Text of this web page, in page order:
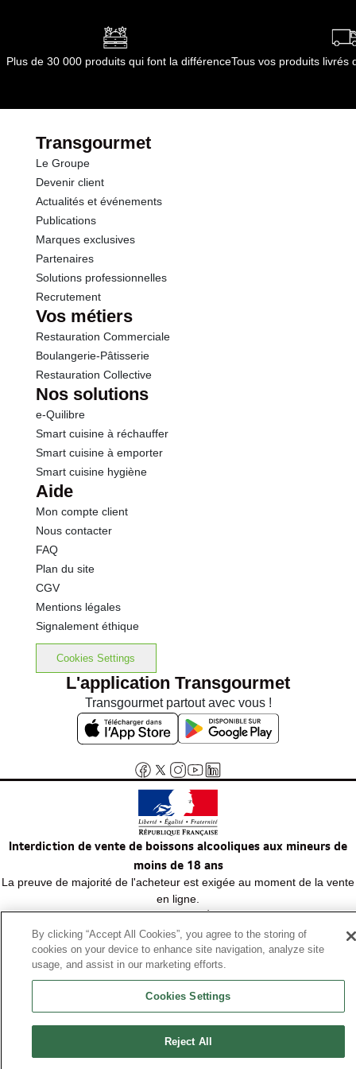
Conformément aux informations transmises
par le(s) fournisseur(s) de Transgourmet
Plus de 30 000 produits qui font la différenceTous vos produits livrés
Transgourmet
Le Groupe
Devenir client
Actualités et événements
Publications
Marques exclusives
Partenaires
Solutions professionnelles
Recrutement
Vos métiers
Restauration Commerciale
Boulangerie-Pâtisserie
Restauration Collective
Nos solutions
e-Quilibre
Smart cuisine à réchauffer
Smart cuisine à emporter
Smart cuisine hygiène
Aide
Mon compte client
Nous contacter
FAQ
Plan du site
CGV
Mentions légales
Signalement éthique
Cookies Settings
L'application Transgourmet
Transgourmet partout avec vous !
Interdiction de vente de boissons alcooliques aux mineurs de
moins de 18 ans
La preuve de majorité de l'acheteur est exigée au moment de la vente
en ligne.
Code de la santé publique, Aar.l.3342-1 et l.3353-3
© Tous droits réservés
By clicking “Accept All Cookies”, you agree to the storing of
cookies on your device to enhance site navigation, analyze site
usage, and assist in our marketing efforts.
Cookies Settings
Reject All